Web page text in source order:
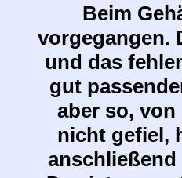
Beim
vorgegangen.
und das
gut
aber so,
nicht gefiel,